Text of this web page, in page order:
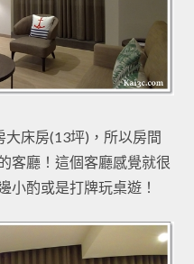
床房(13坪)，所以房間
客廳！這個客廳感覺就很
小酌或是打牌玩桌遊！